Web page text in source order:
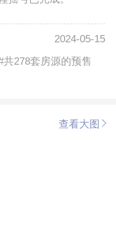
2024-05-15
278套房源的预售
查看大图